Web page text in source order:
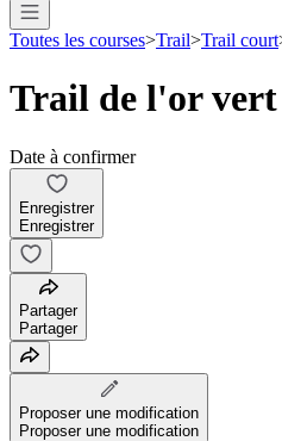
Toutes les courses>Trail>Trail court
Trail de l'or vert
Date à confirmer
Enregistrer
Enregistrer
Partager
Partager
Proposer une modification
Proposer une modification